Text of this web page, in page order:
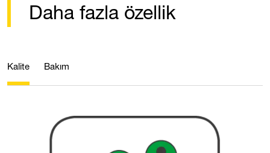
Daha fazla özellik
Kalite Bakım